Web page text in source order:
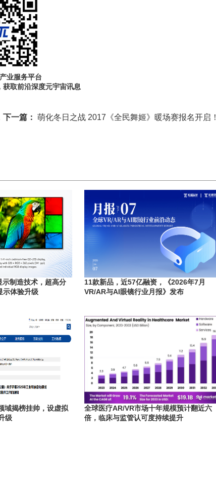
业服务平台
取前沿深度元宇宙讯息
下一篇： 萌化冬日之战 2017《全民舞姬》暖场赛报名开启！
制造技术，超高分
示体验升级
11款新品，近57亿融资，《2026年7月
VR/AR与AI眼镜行业月报》发布
域揭榜挂帅，设虚拟
级
全球医疗AR/VR市场十年规模预计翻近六
倍，临床与监管认可度持续提升